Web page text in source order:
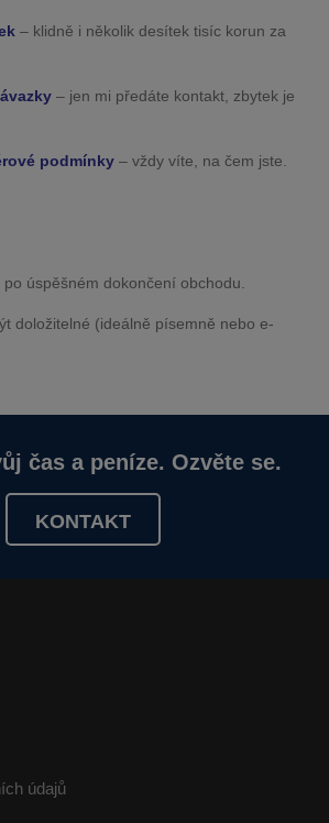
– klidně i několik desítek tisíc korun za
– jen mi předáte kontakt, zbytek je
podmínky – vždy víte, na čem jste.
po úspěšném dokončení obchodu.
doložitelné (ideálně písemně nebo e-
čas a peníze. Ozvěte se.
KONTAKT
údajů